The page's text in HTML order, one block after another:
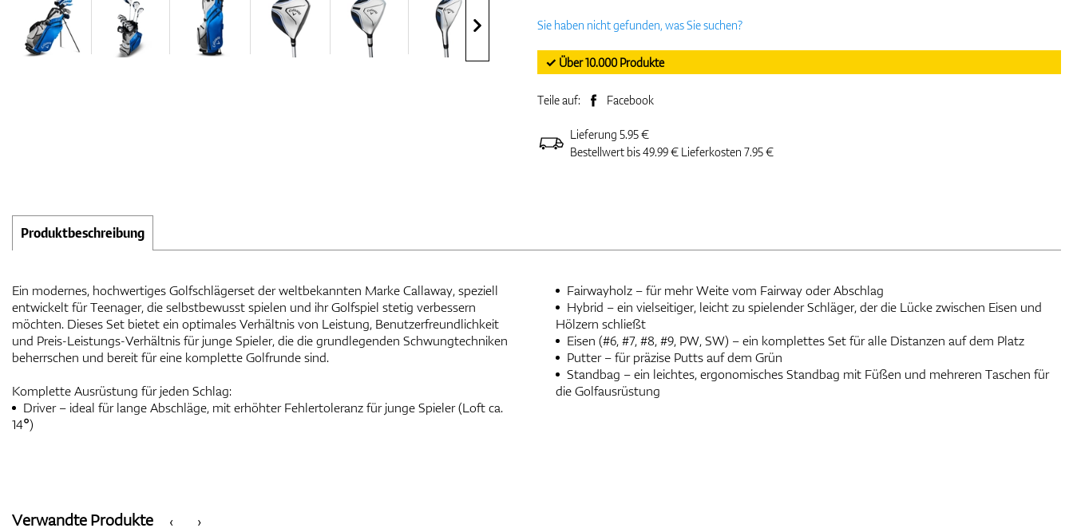
Sie haben nicht gefunden, was Sie suchen?
✓ Über 10.000 Produkte
Teile auf: Facebook
Lieferung 5.95 €
Bestellwert bis 49.99 € Lieferkosten 7.95 €
Produktbeschreibung
Ein modernes, hochwertiges Golfschlägerset der weltbekannten Marke Callaway, speziell
entwickelt für Teenager, die selbstbewusst spielen und ihr Golfspiel stetig verbessern
möchten. Dieses Set bietet ein optimales Verhältnis von Leistung, Benutzerfreundlichkeit
und Preis-Leistungs-Verhältnis für junge Spieler, die die grundlegenden Schwungtechniken
beherrschen und bereit für eine komplette Golfrunde sind.
Komplette Ausrüstung für jeden Schlag:
Driver – ideal für lange Abschläge, mit erhöhter Fehlertoleranz für junge Spieler (Loft ca.
14°)
Fairwayholz – für mehr Weite vom Fairway oder Abschlag
Hybrid – ein vielseitiger, leicht zu spielender Schläger, der die Lücke zwischen Eisen und
Hölzern schließt
Eisen (#6, #7, #8, #9, PW, SW) – ein komplettes Set für alle Distanzen auf dem Platz
Putter – für präzise Putts auf dem Grün
Standbag – ein leichtes, ergonomisches Standbag mit Füßen und mehreren Taschen für
die Golfausrüstung
‹
Verwandte Produkte ›